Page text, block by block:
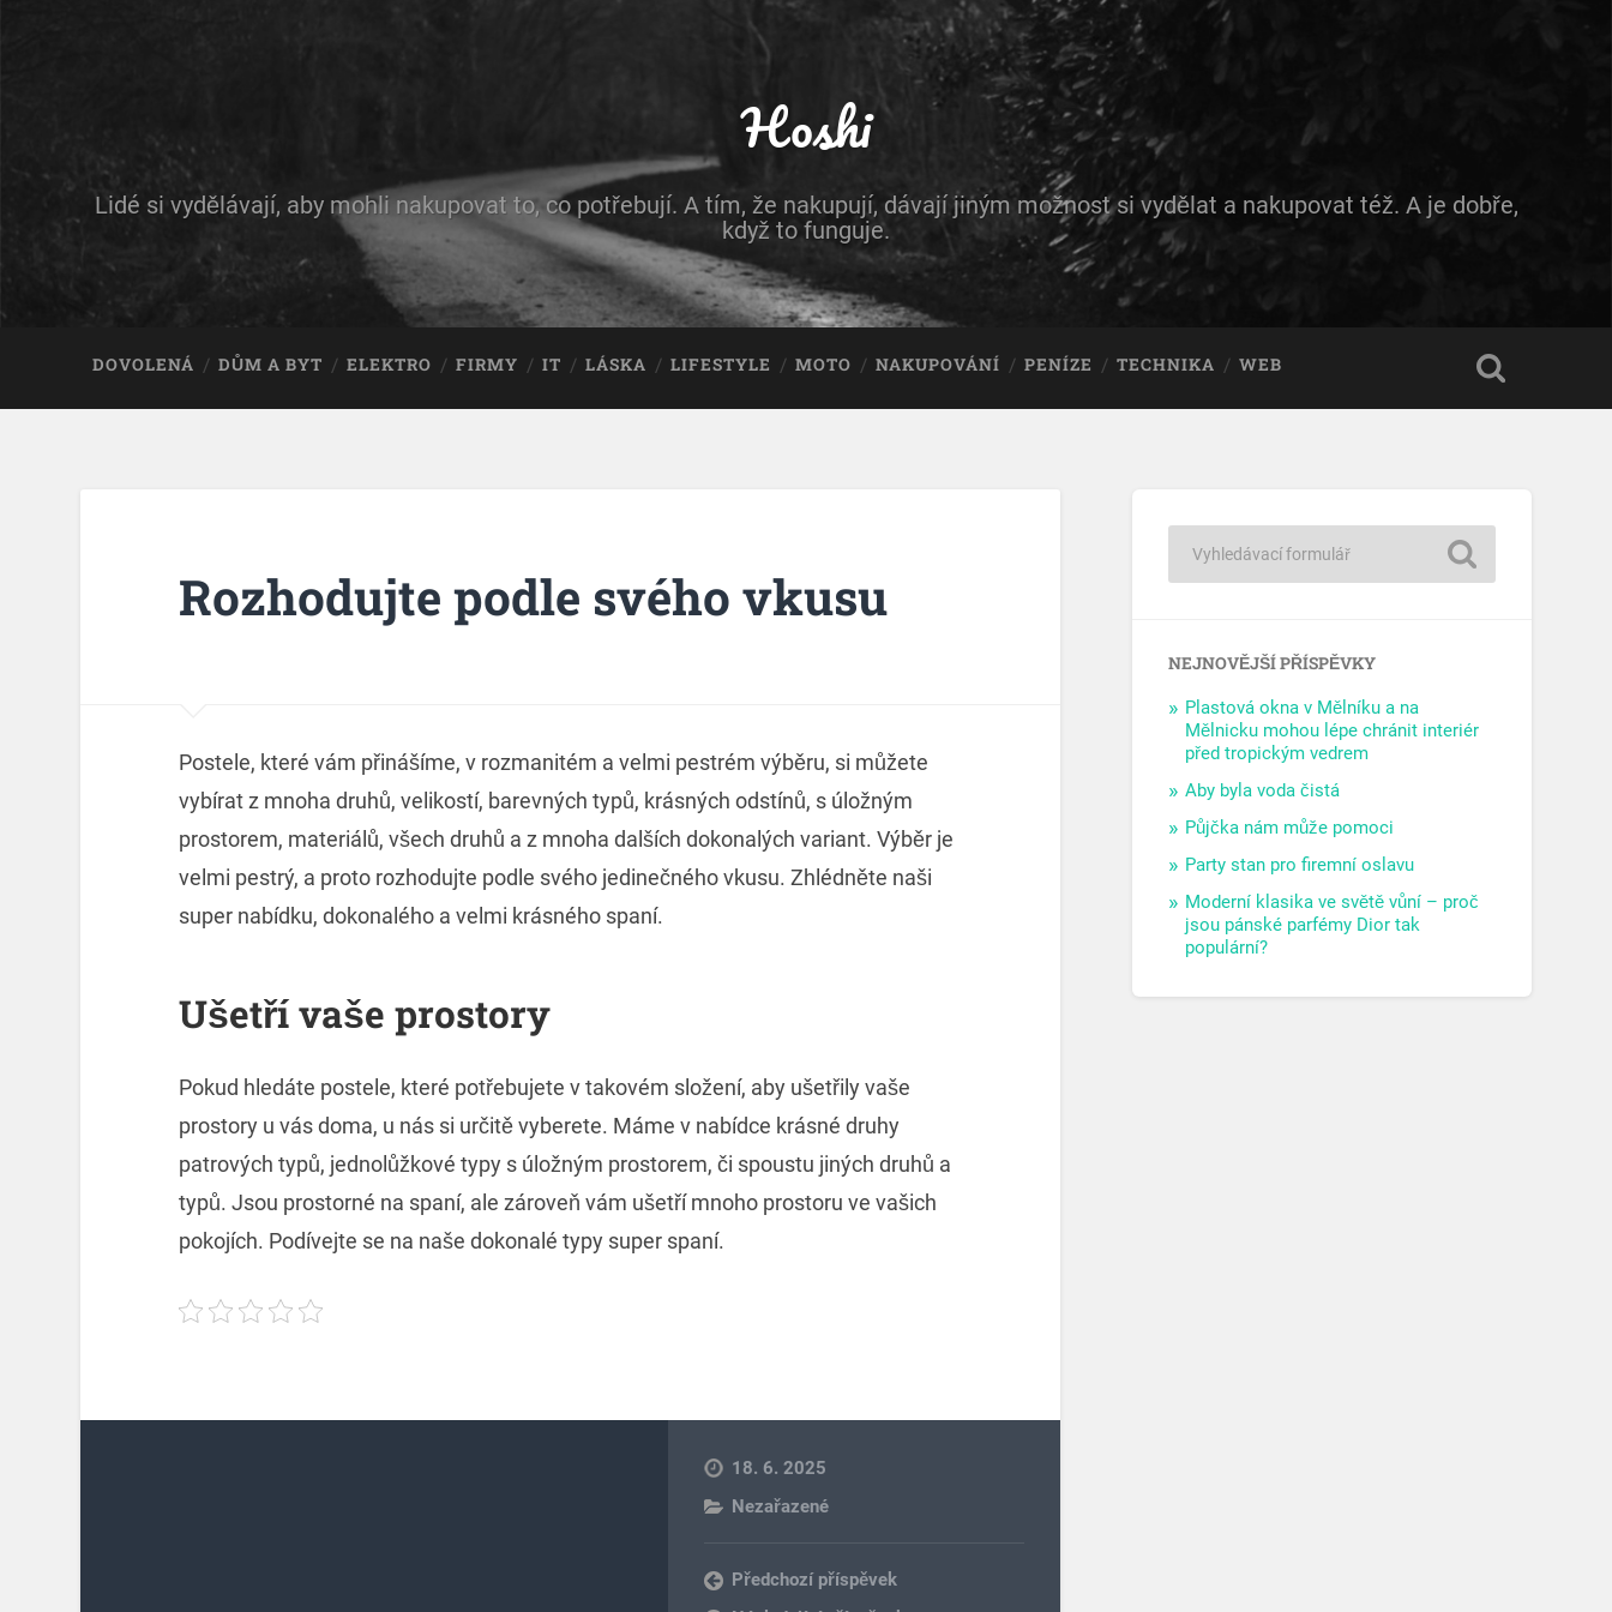
Hoshi
Lidé si vydělávají, aby mohli nakupovat to, co potřebují. A tím, že nakupují, dávají jiným možnost si vydělat a nakupovat též. A je dobře,
když to funguje.
DOVOLENÁ DŮM A BYT ELEKTRO FIRMY IT LÁSKA LIFESTYLE MOTO NAKUPOVÁNÍ PENÍZE TECHNIKA WEB
Rozhodujte podle svého vkusu
Postele, které vám přinášíme, v rozmanitém a velmi pestrém výběru, si můžete
vybírat z mnoha druhů, velikostí, barevných typů, krásných odstínů, s úložným
prostorem, materiálů, všech druhů a z mnoha dalších dokonalých variant. Výběr je
velmi pestrý, a proto rozhodujte podle svého jedinečného vkusu. Zhlédněte naši
super nabídku, dokonalého a velmi krásného spaní.
Ušetří vaše prostory
Pokud hledáte postele, které potřebujete v takovém složení, aby ušetřily vaše
prostory u vás doma, u nás si určitě vyberete. Máme v nabídce krásné druhy
patrových typů, jednolůžkové typy s úložným prostorem, či spoustu jiných druhů a
typů. Jsou prostorné na spaní, ale zároveň vám ušetří mnoho prostoru ve vašich
pokojích. Podívejte se na naše dokonalé typy super spaní.
18. 6. 2025
Nezařazené
Předchozí příspěvek
NEJNOVĚJŠÍ PŘÍSPĚVKY
Plastová okna v Mělníku a na
Mělnicku mohou lépe chránit interiér
před tropickým vedrem
Aby byla voda čistá
Půjčka nám může pomoci
Party stan pro firemní oslavu
Moderní klasika ve světě vůní – proč
jsou pánské parfémy Dior tak
populární?